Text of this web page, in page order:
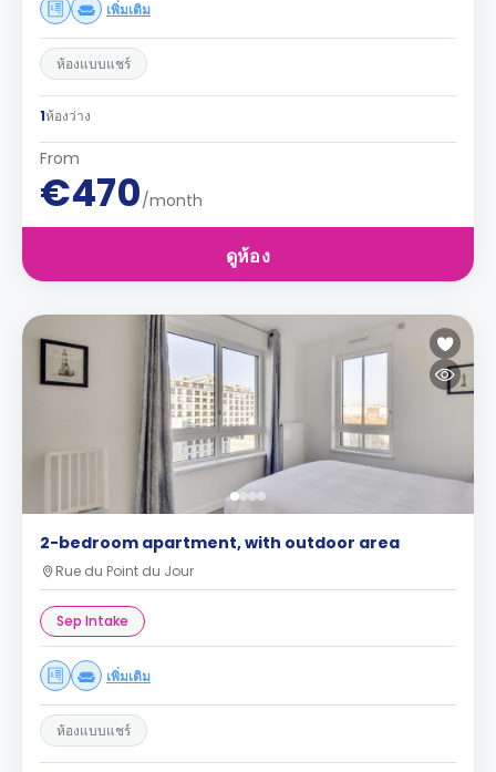
เพิ่มเติม
ห้องแบบแชร์
1ห้องว่าง
From
€470/month
ดูห้อง
2-bedroom apartment, with outdoor area
Rue du Point du Jour
Sep Intake
เพิ่มเติม
ห้องแบบแชร์